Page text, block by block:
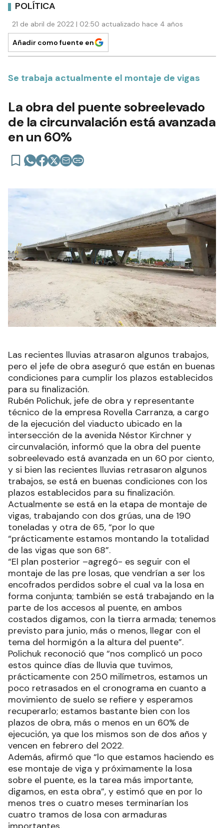
POLÍTICA
21 de abril de 2022 | 02:50 actualizado hace 4 años
Añadir como fuente en
Se trabaja actualmente el montaje de vigas
La obra del puente sobreelevado
de la circunvalación está avanzada
en un 60%
Las recientes lluvias atrasaron algunos trabajos,
pero el jefe de obra aseguró que están en buenas
condiciones para cumplir los plazos establecidos
para su finalización.
Rubén Polichuk, jefe de obra y representante
técnico de la empresa Rovella Carranza, a cargo
de la ejecución del viaducto ubicado en la
intersección de la avenida Néstor Kirchner y
circunvalación, informó que la obra del puente
sobreelevado está avanzada en un 60 por ciento,
y si bien las recientes lluvias retrasaron algunos
trabajos, se está en buenas condiciones con los
plazos establecidos para su finalización.
Actualmente se está en la etapa de montaje de
vigas, trabajando con dos grúas, una de 190
toneladas y otra de 65, “por lo que
“prácticamente estamos montando la totalidad
de las vigas que son 68”.
“El plan posterior –agregó- es seguir con el
montaje de las pre losas, que vendrían a ser los
encofrados perdidos sobre el cual va la losa en
forma conjunta; también se está trabajando en la
parte de los accesos al puente, en ambos
costados digamos, con la tierra armada; tenemos
previsto para junio, más o menos, llegar con el
tema del hormigón a la altura del puente”.
Polichuk reconoció que “nos complicó un poco
estos quince días de lluvia que tuvimos,
prácticamente con 250 milímetros, estamos un
poco retrasados en el cronograma en cuanto a
movimiento de suelo se refiere y esperamos
recuperarlo; estamos bastante bien con los
plazos de obra, más o menos en un 60% de
ejecución, ya que los mismos son de dos años y
vencen en febrero del 2022.
Además, afirmó que “lo que estamos haciendo es
ese montaje de viga y próximamente la losa
sobre el puente, es la tarea más importante,
digamos, en esta obra”, y estimó que en por lo
menos tres o cuatro meses terminarían los
cuatro tramos de losa con armaduras